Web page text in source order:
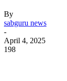
By
sabguru news
-
April 4, 2025
198